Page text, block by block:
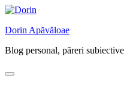
Skip
content
Dorin Apăvăloae
Blog personal, păreri subiective